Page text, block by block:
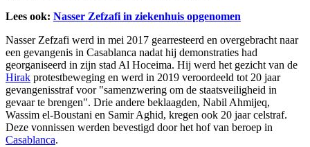
Lees ook: Nasser Zefzafi in ziekenhuis opgenomen
Nasser Zefzafi werd in mei 2017 gearresteerd en overgebracht naar
een gevangenis in Casablanca nadat hij demonstraties had
georganiseerd in zijn stad Al Hoceima. Hij werd het gezicht van de
Hirak protestbeweging en werd in 2019 veroordeeld tot 20 jaar
gevangenisstraf voor "samenzwering om de staatsveiligheid in
gevaar te brengen". Drie andere beklaagden, Nabil Ahmijeq,
Wassim el-Boustani en Samir Aghid, kregen ook 20 jaar celstraf.
Deze vonnissen werden bevestigd door het hof van beroep in
Casablanca.